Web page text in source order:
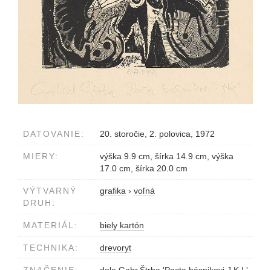
DATOVANIE: 20. storočie, 2. polovica, 1972
MIERY:
výška 9.9 cm, šírka 14.9 cm, výška
17.0 cm, šírka 20.0 cm
VÝTVARNÝ
DRUH:
grafika › voľná
MATERIÁL: biely kartón
TECHNIKA: drevoryt